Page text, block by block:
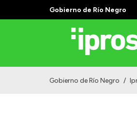
Gobierno de Río Negro
Gobierno de Río Negro /